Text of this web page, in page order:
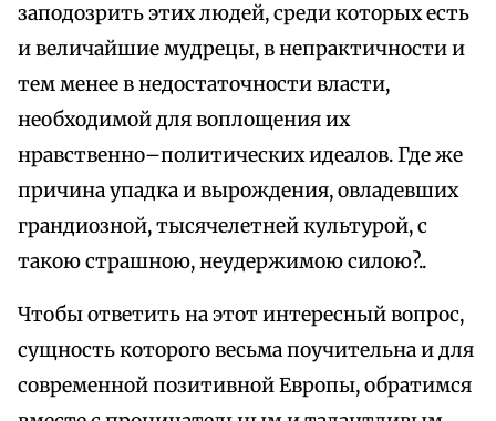
заподозрить этих людей, среди которых есть
и величайшие мудрецы, в непрактичности и
тем менее в недостаточности власти,
необходимой для воплощения их
нравственно–политических идеалов. Где же
причина упадка и вырождения, овладевших
грандиозной, тысячелетней культурой, с
такою страшною, неудержимою силою?..
Чтобы ответить на этот интересный вопрос,
сущность которого весьма поучительна и для
современной позитивной Европы, обратимся